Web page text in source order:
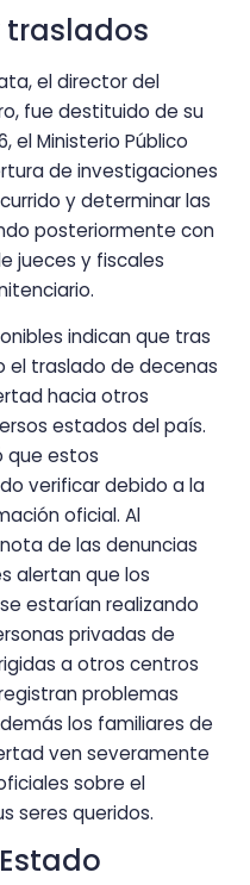
traslados
el director del
fue destituido de su
el Ministerio Público
de investigaciones
y determinar las
posteriormente con
jueces y fiscales
indican que tras
el traslado de decenas
hacia otros
estados del país.
que estos
verificar debido a la
oficial. Al
de las denuncias
alertan que los
estarían realizando
privadas de
a otros centros
problemas
los familiares de
ven severamente
sobre el
seres queridos.